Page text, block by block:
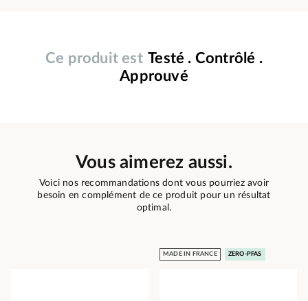
Ce produit est Testé . Contrôlé .
Approuvé
Vous aimerez aussi.
Voici nos recommandations dont vous pourriez avoir
besoin en complément de ce produit pour un résultat
optimal.
MADE IN FRANCE ZERO-PFAS